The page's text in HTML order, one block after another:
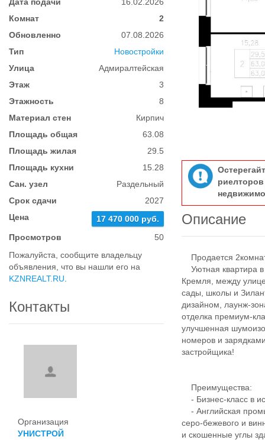
Комнат
2
Обновленно
07.08.2026
Тип
Новостройки
Улица
Адмиралтейская
Этаж
3
Этажность
8
Материал стен
Кирпич
Площадь общая
63.08
Площадь жилая
29.5
Площадь кухни
15.28
Сан. узел
Раздельный
Срок сдачи
2027
Цена
17 470 000 руб.
Просмотров
50
Пожалуйста, сообщите владельцу
объявления, что вы нашли его на
KZNREALT.RU
Контакты
Организация
УНИСТРОЙ
Описание
Продается
Уютная квартира в
Кремля, между
сады, школы и
дизайном, лаунж-
отделка премиум-
улучшенная
номеров и
застройщика!
Преимущества:
- Бизнес-класс в
- Английская
серо-бежевого и
и скошенные углы